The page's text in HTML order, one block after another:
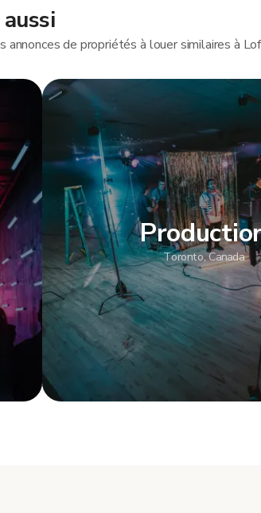
de propriétés à louer similaires à
Toronto, Canada